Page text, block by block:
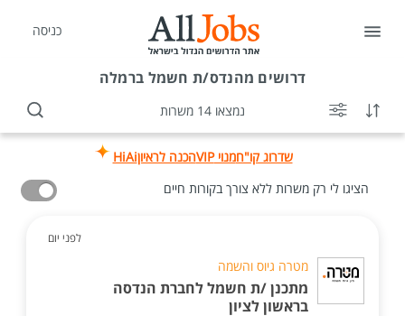
כניסה
דרושים מהנדס/ת חשמל ברמלה
נמצאו 14 משרות
שדרוג קו"חמנוי VIP הכנה לראיוןHiAi
הציגו לי רק משרות ללא צורך בקורות חיים
לפני יום
מטרה גיוס והשמה
מתכנן /ת חשמל לחברת הנדסה
בראשון לציון